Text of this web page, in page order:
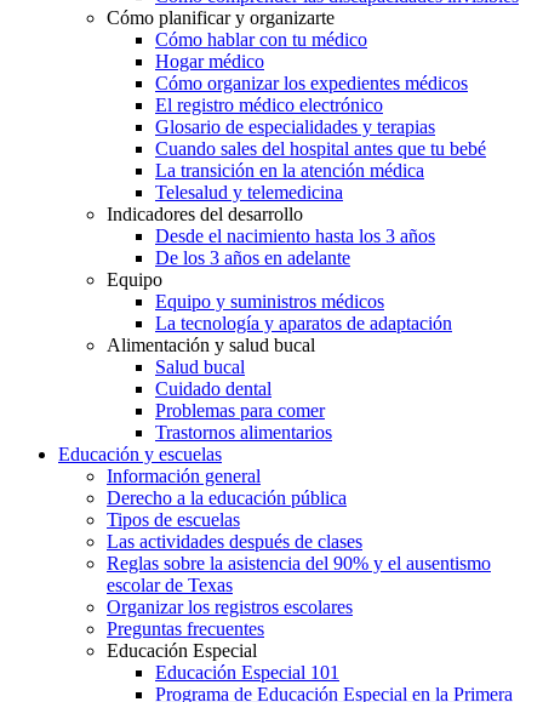
Cómo planificar y organizarte
Cómo hablar con tu médico
Hogar médico
Cómo organizar los expedientes médicos
El registro médico electrónico
Glosario de especialidades y terapias
Cuando sales del hospital antes que tu bebé
La transición en la atención médica
Telesalud y telemedicina
Indicadores del desarrollo
Desde el nacimiento hasta los 3 años
De los 3 años en adelante
Equipo
Equipo y suministros médicos
La tecnología y aparatos de adaptación
Alimentación y salud bucal
Salud bucal
Cuidado dental
Problemas para comer
Trastornos alimentarios
Educación y escuelas
Información general
Derecho a la educación pública
Tipos de escuelas
Las actividades después de clases
Reglas sobre la asistencia del 90% y el ausentismo
escolar de Texas
Organizar los registros escolares
Preguntas frecuentes
Educación Especial
Educación Especial 101
Programa de Educación Especial en la Primera